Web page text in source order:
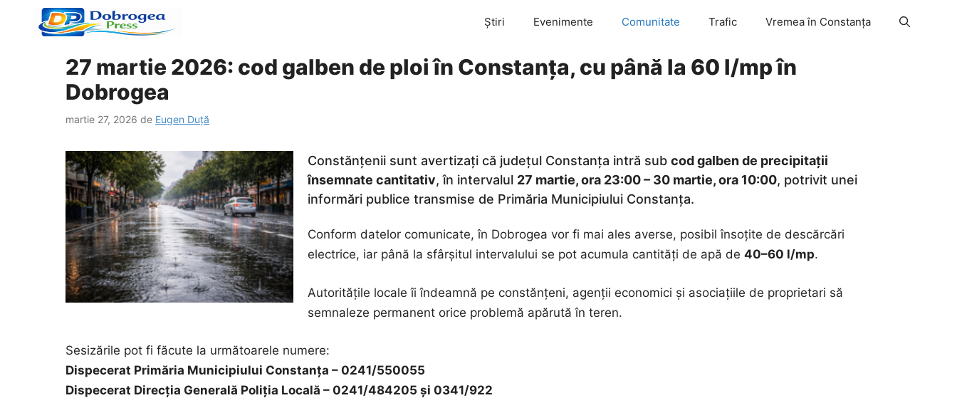
Știri Evenimente Comunitate Trafic Vremea în Constanța
27 martie 2026: cod galben de ploi în Constanța, cu până la 60 l/mp în
Dobrogea
martie 27, 2026 de Eugen Duță
Constănțenii sunt avertizați că județul Constanța intră sub cod galben de precipitații
însemnate cantitativ, în intervalul 27 martie, ora 23:00 – 30 martie, ora 10:00, potrivit unei
informări publice transmise de Primăria Municipiului Constanța.
Conform datelor comunicate, în Dobrogea vor fi mai ales averse, posibil însoțite de descărcări
electrice, iar până la sfârșitul intervalului se pot acumula cantități de apă de 40–60 l/mp.
Autoritățile locale îi îndeamnă pe constănțeni, agenții economici și asociațiile de proprietari să
semnaleze permanent orice problemă apărută în teren.
Sesizările pot fi făcute la următoarele numere:
Dispecerat Primăria Municipiului Constanța – 0241/550055
Dispecerat Direcția Generală Poliția Locală – 0241/484205 și 0341/922